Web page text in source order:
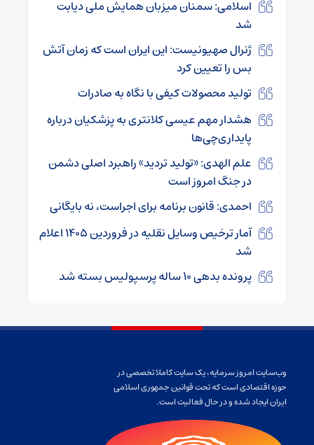
اسلامی: سمنان میزبان همایش ملی دیابت
شد
ژنرال صهیونیست: این ایران است که زمان آتش
بس را تعیین کرد
تولید محصولات کیفی با نگاه به صادرات
هشدار مهم عیسی کلانتری به پزشکیان درباره
پایداری‌چی‌ها
علم الهدی: «تولید تردید» راهبرد اصلی دشمن
در جنگ امروز است
احمدی: قانون برنامه برای اجراست، نه بایگانی
آمار ترخیص وسایل نقلیه در فروردین ۱۴۰۵ اعلام
شد
پرونده بدهی ۱۰ ساله پرسپولیس بسته شد
وب‌سایت امروز سرمایه، یک سایت کاملا تخصصی در
حوزه اقتصادی است که تحت قوانین جمهوری اسلامی
ایران ایجاد شده و در حال فعالیت است.